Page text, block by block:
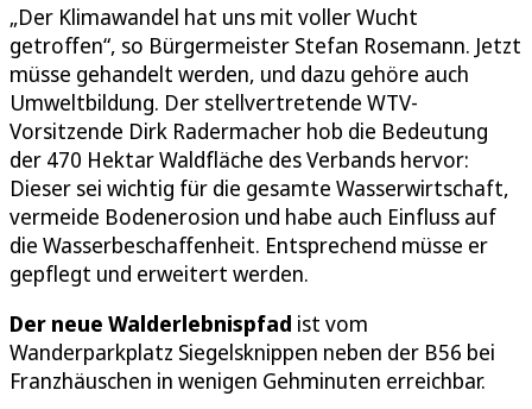
„Der Klimawandel hat uns mit voller Wucht
getroffen“, so Bürgermeister Stefan Rosemann. Jetzt
müsse gehandelt werden, und dazu gehöre auch
Umweltbildung. Der stellvertretende WTV-
Vorsitzende Dirk Radermacher hob die Bedeutung
der 470 Hektar Waldfläche des Verbands hervor:
Dieser sei wichtig für die gesamte Wasserwirtschaft,
vermeide Bodenerosion und habe auch Einfluss auf
die Wasserbeschaffenheit. Entsprechend müsse er
gepflegt und erweitert werden.
Der neue Walderlebnispfad ist vom
Wanderparkplatz Siegelsknippen neben der B56 bei
Franzhäuschen in wenigen Gehminuten erreichbar.